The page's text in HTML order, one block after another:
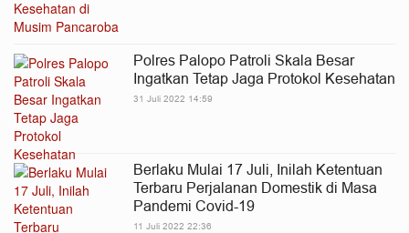
Polres Palopo Patroli Skala Besar
Ingatkan Tetap Jaga Protokol Kesehatan
31 Juli 2022 14:59
Berlaku Mulai 17 Juli, Inilah Ketentuan
Terbaru Perjalanan Domestik di Masa
Pandemi Covid-19
11 Juli 2022 22:36